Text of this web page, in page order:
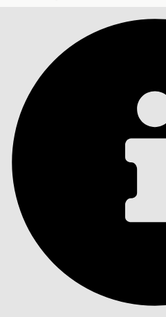
Índice de materias
ÍNDICE DE MATERIAS